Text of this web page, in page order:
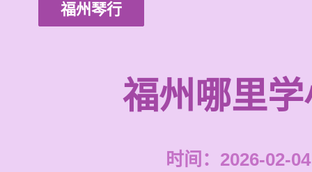
福州琴行
福州哪里
时间：2026-02-